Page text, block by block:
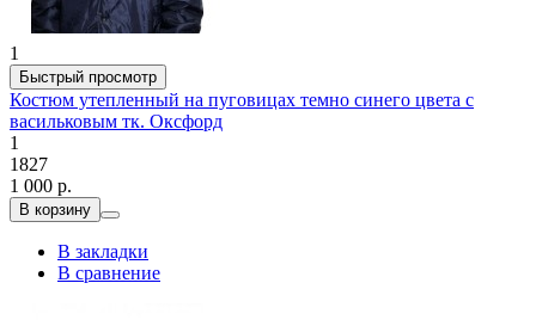
1
Быстрый просмотр
Костюм утепленный на пуговицах темно синего цвета с
васильковым тк. Оксфорд
1
1827
1 000 р.
В корзину
В закладки
В сравнение